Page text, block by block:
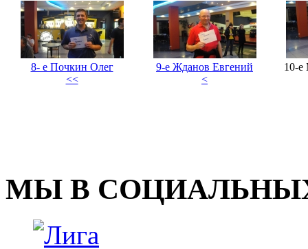
8- е Почкин Олег 9-е Жданов Евгений
10-е
<<
<
МЫ В